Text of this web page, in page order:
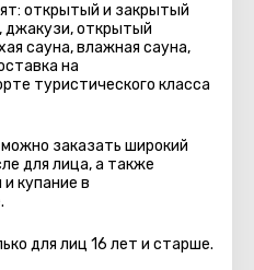
открытый и закрытый
джакузи, открытый
сауна, влажная сауна,
на
туристического класса
заказать широкий
для лица, а также
купание в
для лиц 16 лет и старше.